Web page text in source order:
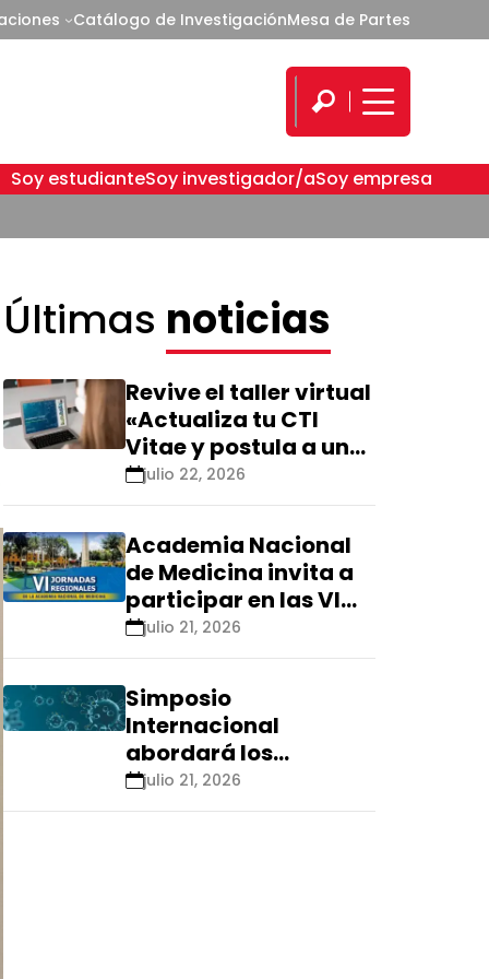
Catálogo de InvestigaciónMesa de Partes
Soy estudianteSoy investigador/aSoy empresa
Últimas noticias
Revive el taller virtual
«Actualiza tu CTI
Vitae y postula a una
nueva calificación
Renacyt»
julio 22, 2026
Academia Nacional
de Medicina invita a
participar en las VI
Jornadas Regionales
que se realizarán en
Ica
julio 21, 2026
Simposio
Internacional
abordará los
aspectos éticos de
las tecnologías
julio 21, 2026